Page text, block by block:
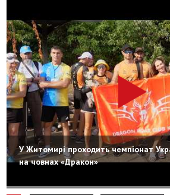
У Житомирі проходить чемпіонат
на човнах «Дракон»